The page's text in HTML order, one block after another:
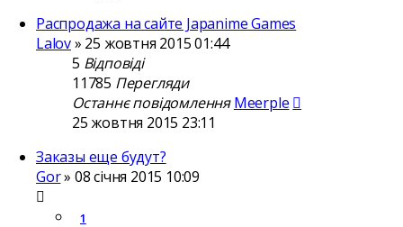
Распродажа на сайте Japanime Games
Lalov» 25 жовтня 2015 01:44
5 Відповіді
11785 Перегляди
Останнє повідомленняMeerple
25 жовтня 2015 23:11
Заказы еще будут?
Gor» 08 січня 2015 10:09
1